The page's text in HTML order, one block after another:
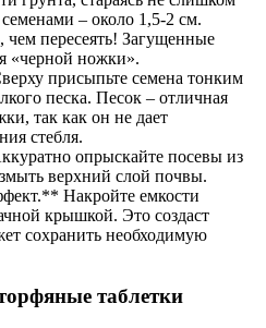
– около 1,5-2 см.
чем пересеять! Загущенные
«черной ножки».
присыпьте семена тонким
песка. Песок – отличная
так как он не дает
стебля.
опрыскайте посевы из
верхний слой почвы.
Накройте емкости
крышкой. Это создаст
сохранить необходимую
таблетки